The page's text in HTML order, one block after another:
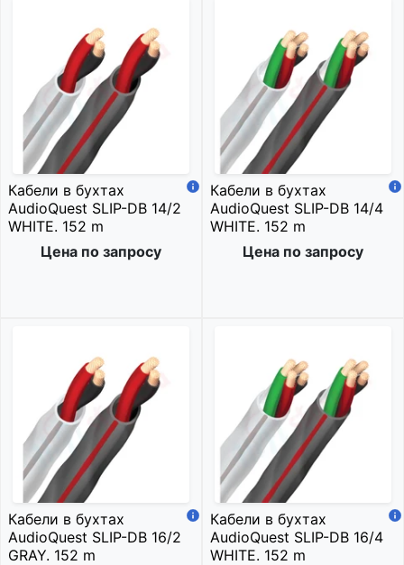
Кабели в бухтах
AudioQuest SLIP-DB 14/2
WHITE. 152 m
Цена по запросу
Кабели в бухтах
AudioQuest SLIP-DB 14/4
WHITE. 152 m
Цена по запросу
Кабели в бухтах
AudioQuest SLIP-DB 16/2
GRAY. 152 m
Кабели в бухтах
AudioQuest SLIP-DB 16/4
WHITE. 152 m